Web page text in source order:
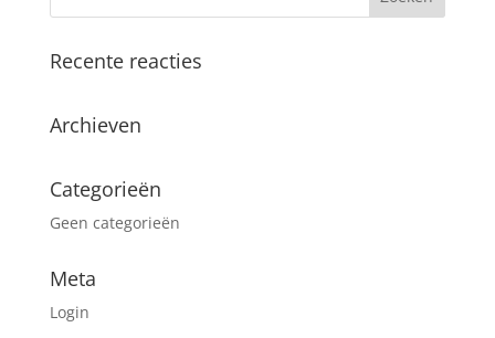
Recente reacties
Archieven
Categorieën
Geen categorieën
Meta
Login